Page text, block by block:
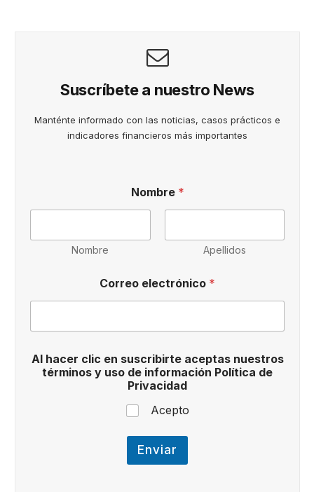
Suscríbete a nuestro News
Manténte informado con las noticias, casos prácticos e
indicadores financieros más importantes
o
e
n
Nombre *
Nombre Apellidos
Correo electrónico *
Al hacer clic en suscribirte aceptas nuestros
términos y uso de información Política de
Privacidad
Acepto
Enviar